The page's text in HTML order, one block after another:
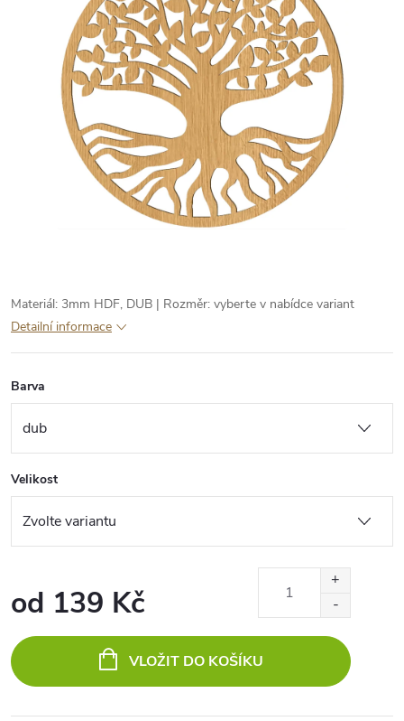
Materiál: 3mm HDF, DUB | Rozměr: vyberte v nabídce variant
Detailní informace
Barva
Velikost
od 139 Kč
cena:
VLOŽIT DO KOŠÍKU